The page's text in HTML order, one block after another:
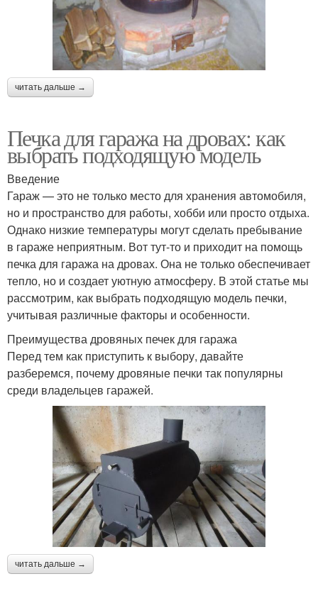
читать дальше →
Печка для гаража на дровах: как
выбрать подходящую модель
Введение
Гараж — это не только место для хранения автомобиля,
но и пространство для работы, хобби или просто отдыха.
Однако низкие температуры могут сделать пребывание
в гараже неприятным. Вот тут-то и приходит на помощь
печка для гаража на дровах. Она не только обеспечивает
тепло, но и создает уютную атмосферу. В этой статье мы
рассмотрим, как выбрать подходящую модель печки,
учитывая различные факторы и особенности.
Преимущества дровяных печек для гаража
Перед тем как приступить к выбору, давайте
разберемся, почему дровяные печки так популярны
среди владельцев гаражей.
читать дальше →